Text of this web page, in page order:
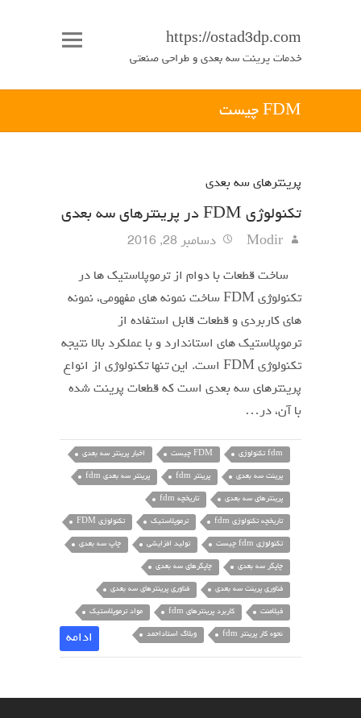
https://ostad3dp.com
خدمات پرینت سه بعدی و طراحی صنعتی
FDM چیست
پرینترهای سه بعدی
تکنولوژی FDM در پرینترهای سه بعدی
دسامبر 28, 2016
ساخت قطعات با دوام از ترموپلاستیک ها در
تکنولوژی FDM ساخت نمونه های مفهومی، نمونه
های کاربردی و قطعات قابل استفاده از
ترموپلاستیک های استاندارد و با عملکرد بالا نتیجه
تکنولوژی FDM است. این تنها تکنولوژی از انواع
پرینترهای سه بعدی است که قطعات پرینت شده
با آن، در…
fdm تکنولوژی FDM چیست اخبار پرینتر سه بعدی
پرینت سه بعدی پرینتر fdm پرینتر سه بعدی fdm
پرینترهای سه بعدی تاریخچه fdm
تاریخچه تکنولوژی fdm ترموپلاستیک تکنولوژی FDM
تکنولوژی fdm چیست تولید افزایشی چاپ سه بعدی
چاپگر سه بعدی چاپگرهای سه بعدی
فناوری پرینت سه بعدی فناوری پرینترهای سه بعدی
فیلامنت کاربرد پرینترهای fdm مواد ترموپلاستیک
نحوه کار پرینتر fdm وبلاگ استاداحمد ادامه